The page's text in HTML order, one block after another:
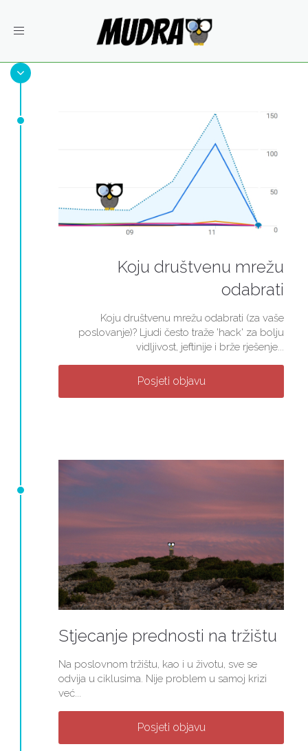
Toggle
Koju društvenu mrežu
odabrati
Koju društvenu mrežu odabrati (za vaše
poslovanje)? Ljudi često traže 'hack' za bolju
vidljivost, jeftinije i brže rješenje...
Posjeti objavu
Stjecanje prednosti na tržištu
Na poslovnom tržištu, kao i u životu, sve se
odvija u ciklusima. Nije problem u samoj krizi
već...
Posjeti objavu